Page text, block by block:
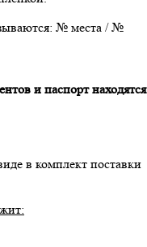
№ места / №
и паспорт находятся
в комплект поставки